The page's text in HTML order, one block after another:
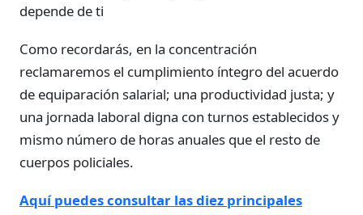
depende de ti
Como recordarás, en la concentración
reclamaremos el cumplimiento íntegro del acuerdo
de equiparación salarial; una productividad justa; y
una jornada laboral digna con turnos establecidos y
mismo número de horas anuales que el resto de
cuerpos policiales.
Aquí puedes consultar las diez principales